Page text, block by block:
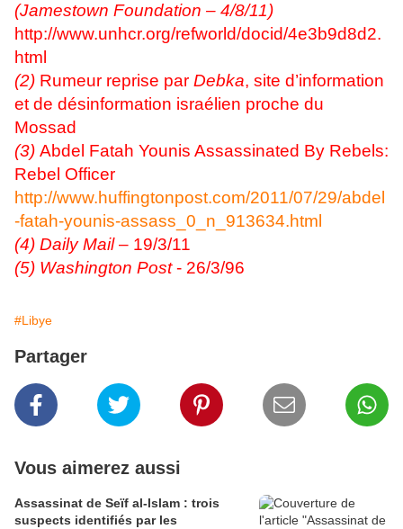
(Jamestown Foundation – 4/8/11)
http://www.unhcr.org/refworld/docid/4e3b9d8d2.
html
(2) Rumeur reprise par Debka, site d’information
et de désinformation israélien proche du
Mossad
(3) Abdel Fatah Younis Assassinated By Rebels:
Rebel Officer
http://www.huffingtonpost.com/2011/07/29/abdel
-fatah-younis-assass_0_n_913634.html
(4) Daily Mail – 19/3/11
(5) Washington Post- 26/3/96
#Libye
Partager
Vous aimerez aussi
Assassinat de Seïf al-Islam : trois
suspects identifiés par les